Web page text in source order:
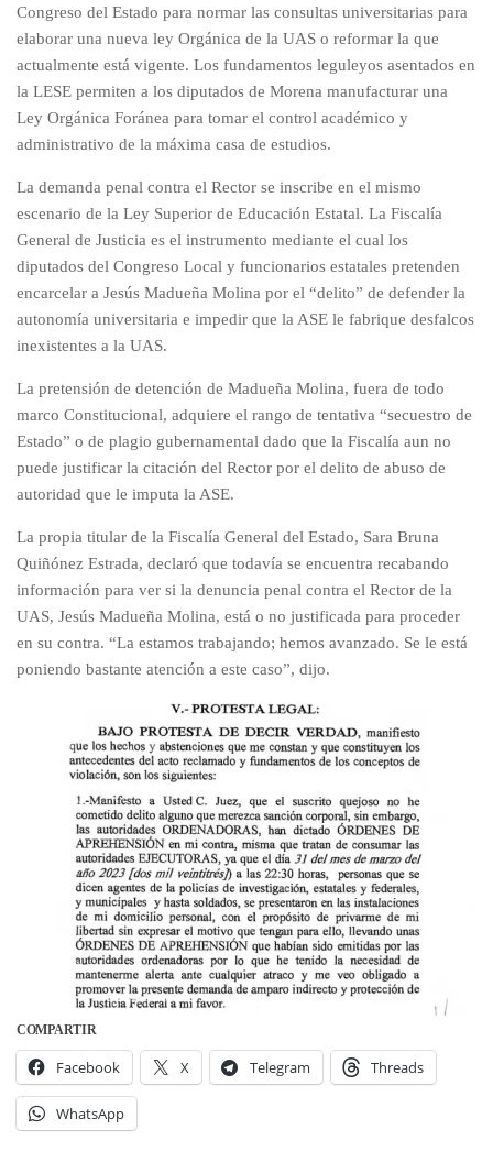
Congreso del Estado para normar las consultas universitarias para
elaborar una nueva ley Orgánica de la UAS o reformar la que
actualmente está vigente. Los fundamentos leguleyos asentados en
la LESE permiten a los diputados de Morena manufacturar una
Ley Orgánica Foránea para tomar el control académico y
administrativo de la máxima casa de estudios.
La demanda penal contra el Rector se inscribe en el mismo
escenario de la Ley Superior de Educación Estatal. La Fiscalía
General de Justicia es el instrumento mediante el cual los
diputados del Congreso Local y funcionarios estatales pretenden
encarcelar a Jesús Madueña Molina por el “delito” de defender la
autonomía universitaria e impedir que la ASE le fabrique desfalcos
inexistentes a la UAS.
La pretensión de detención de Madueña Molina, fuera de todo
marco Constitucional, adquiere el rango de tentativa “secuestro de
Estado” o de plagio gubernamental dado que la Fiscalía aun no
puede justificar la citación del Rector por el delito de abuso de
autoridad que le imputa la ASE.
La propia titular de la Fiscalía General del Estado, Sara Bruna
Quiñónez Estrada, declaró que todavía se encuentra recabando
información para ver si la denuncia penal contra el Rector de la
UAS, Jesús Madueña Molina, está o no justificada para proceder
en su contra. “La estamos trabajando; hemos avanzado. Se le está
poniendo bastante atención a este caso”, dijo.
COMPARTIR
Facebook X Telegram Threads
WhatsApp